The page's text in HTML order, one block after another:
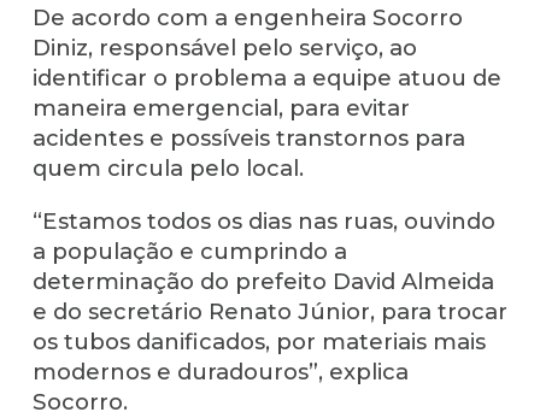
De acordo com a engenheira Socorro
Diniz, responsável pelo serviço, ao
identificar o problema a equipe atuou de
maneira emergencial, para evitar
acidentes e possíveis transtornos para
quem circula pelo local.
“Estamos todos os dias nas ruas, ouvindo
a população e cumprindo a
determinação do prefeito David Almeida
e do secretário Renato Júnior, para trocar
os tubos danificados, por materiais mais
modernos e duradouros”, explica
Socorro.